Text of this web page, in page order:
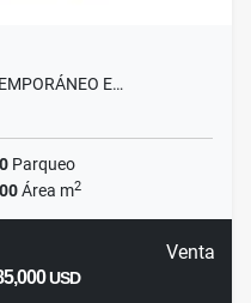
E…
Parqueo
Área m2
Venta
USD